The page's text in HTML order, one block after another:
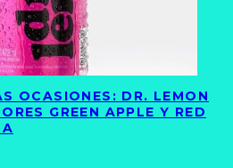
OCASIONES: DR. LEMON
GREEN APPLE Y RED